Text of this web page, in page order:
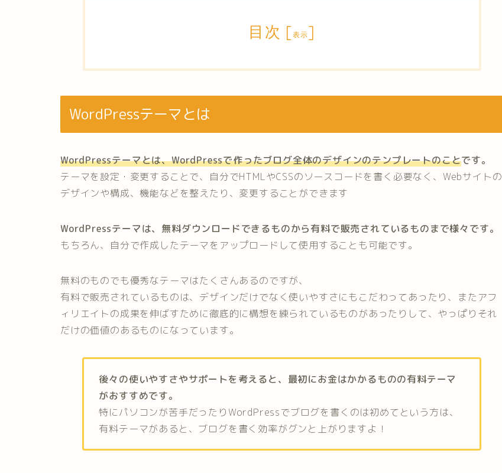
目次 [表示]
WordPressテーマ とは
WordPressテーマとは、WordPressで作ったブログ全体のデザインのテンプレートのことです。
テーマを設定・変更することで、自分でHTMLやCSSのソースコードを書く必要なく、Webサイトの
デザインや構成、機能などを整えたり、変更することができます
WordPressテーマは、無料ダウンロードできるものから有料で販売されているものまで様々です。
もちろん、自分で作成したテーマをアップロードして使用することも可能です。
無料のものでも優秀なテーマはたくさんあるのですが、
有料で販売されているものは、デザインだけでなく使いやすさにもこだわってあったり、またアフ
ィリエイトの成果を伸ばすために徹底的に構想を練られているものがあったりして、やっぱりそれ
だけの価値のあるものになっています。
後々の使いやすさやサポートを考えると、最初にお金はかかるものの有料テーマ
がおすすめです。
特にパソコンが苦手だったりWordPressでブログを書くのは初めてという方は、
有料テーマがあると、ブログを書く効率がグンと上がりますよ！